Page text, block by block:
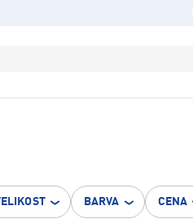
BARVA CENA